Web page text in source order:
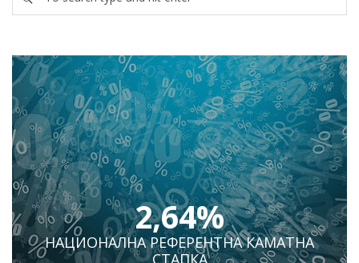
2,64%
НАЦИОНАЛНА РЕФЕРЕНТНА КАМАТНА
СТАПКА